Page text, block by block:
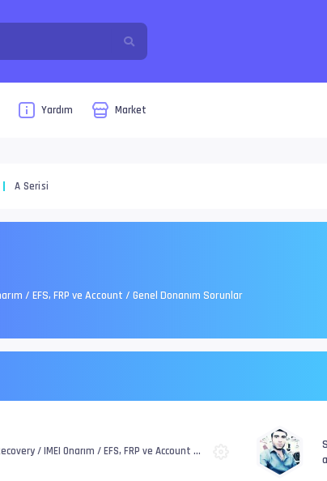
Yardım Market
A Serisi
/ EFS, FRP ve Account / Genel Donanım Sorunlar
/ IMEI Onarım / EFS, FRP ve Account /